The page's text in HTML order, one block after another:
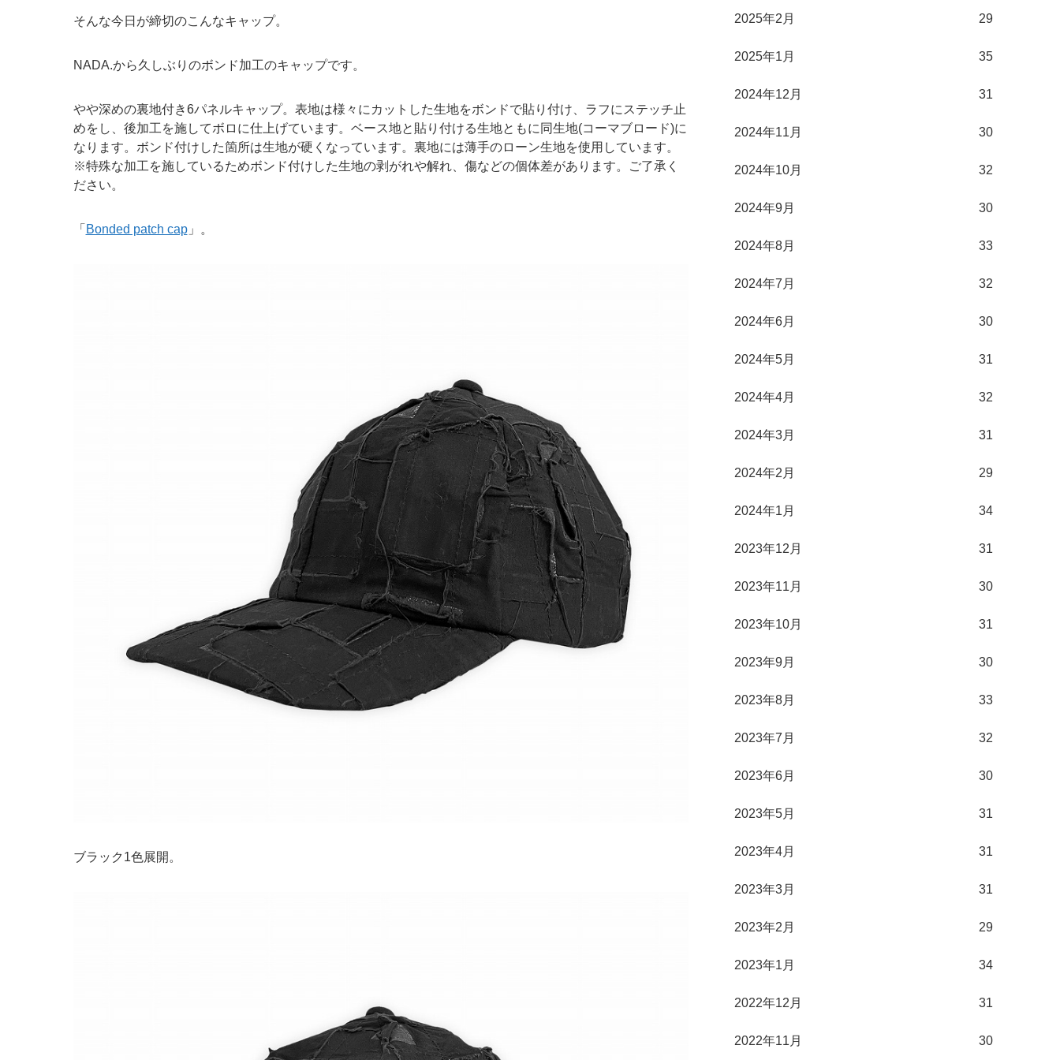
そんな今日が締切のこんなキャップ。
NADA.から久しぶりのボンド加工のキャップです。
やや深めの裏地付き6パネルキャップ。表地は様々にカットした生地をボンドで貼り付け、ラフにステッチ止
めをし、後加工を施してボロに仕上げています。ベース地と貼り付ける生地ともに同生地(コーマブロード)に
なります。ボンド付けした箇所は生地が硬くなっています。裏地には薄手のローン生地を使用しています。
※特殊な加工を施しているためボンド付けした生地の剥がれや解れ、傷などの個体差があります。ご了承く
ださい。
「 Bonded patch cap」。
ブラック1色展開。
2025年2月 29
2025年1月 35
2024年12月 31
2024年11月 30
2024年10月 32
2024年9月 30
2024年8月 33
2024年7月 32
2024年6月 30
2024年5月 31
2024年4月 32
2024年3月 31
2024年2月 29
2024年1月 34
2023年12月 31
2023年11月 30
2023年10月 31
2023年9月 30
2023年8月 33
2023年7月 32
2023年6月 30
2023年5月 31
2023年4月 31
2023年3月 31
2023年2月 29
2023年1月 34
2022年12月 31
2022年11月 30